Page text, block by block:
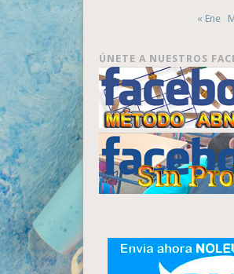
« Ene
ÚNETE A NUESTROS